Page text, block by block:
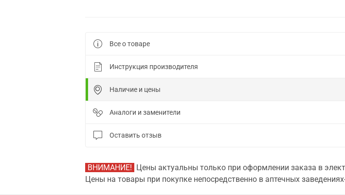
Все о товаре
Инструкция производителя
Наличие и цены
Аналоги и заменители
Оставить отзыв
ВНИМАНИЕ! Цены актуальны только при оформлении заказа в
Цены на товары при покупке непосредственно в аптечных